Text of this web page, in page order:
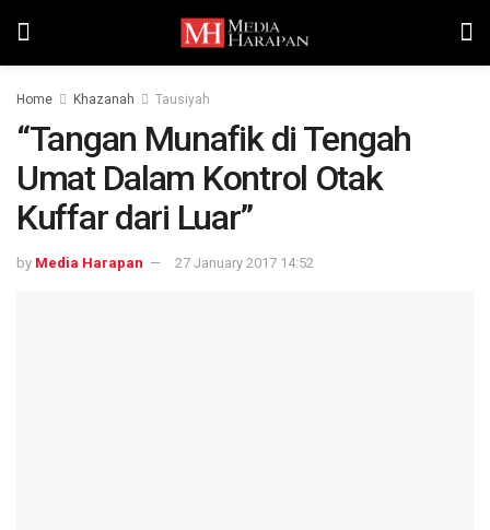
Home Khazanah Tausiyah
“Tangan Munafik di Tengah
Umat Dalam Kontrol Otak
Kuffar dari Luar”
by Media Harapan 27 January 2017 14:52